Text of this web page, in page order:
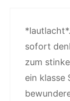
sofort
zum
ein klasse